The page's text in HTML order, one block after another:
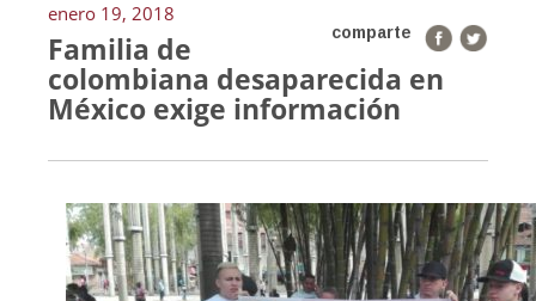
enero 19, 2018
comparte
Familia de
colombiana desaparecida en
México exige información